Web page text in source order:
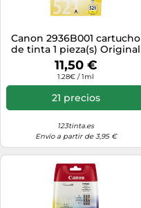
Canon 2936B001 cartucho
de tinta 1 pieza(s) Original
Amarillo
11,50 €
1.28€ / 1ml
21 precios
123tinta.es
Envío a partir de 3,95 €